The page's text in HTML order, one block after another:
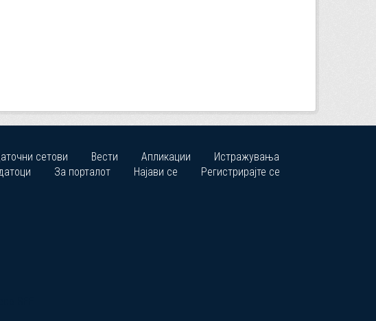
сетови Вести Апликации
Истражувања
За порталот Најави се Регистрирајте се